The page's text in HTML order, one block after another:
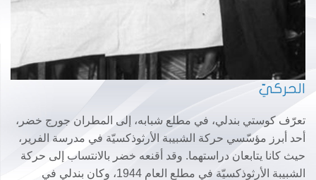
الحركيّ
تعرّف كوستي بندلي، في مطلع شبابه، إلى المطران جورج خضر،
أحد أبرز مؤسّسي حركة الشبيبة الأرثوذكسيّة في مدرسة الفرير،
حيث كانا يتابعان دراستهما. وقد أقنعه خضر بالانتساب إلى حركة
الشبيبة الأرثوذكسيّة في مطلع العام 1944، وكان بندلي في